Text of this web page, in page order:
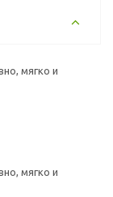
мягко и
мягко и